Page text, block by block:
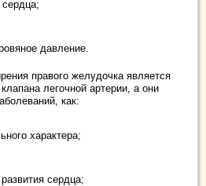
давление.
правого желудочка является
легочной артерии, а они
как:
характера;
сердца;